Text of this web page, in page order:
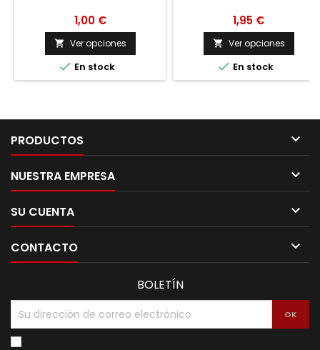
1,00 €
 Ver opciones
 En stock
1,95 €
 Ver opciones
 En stock
PRODUCTOS 
NUESTRA EMPRESA 
SU CUENTA 
CONTACTO 
BOLETÍN